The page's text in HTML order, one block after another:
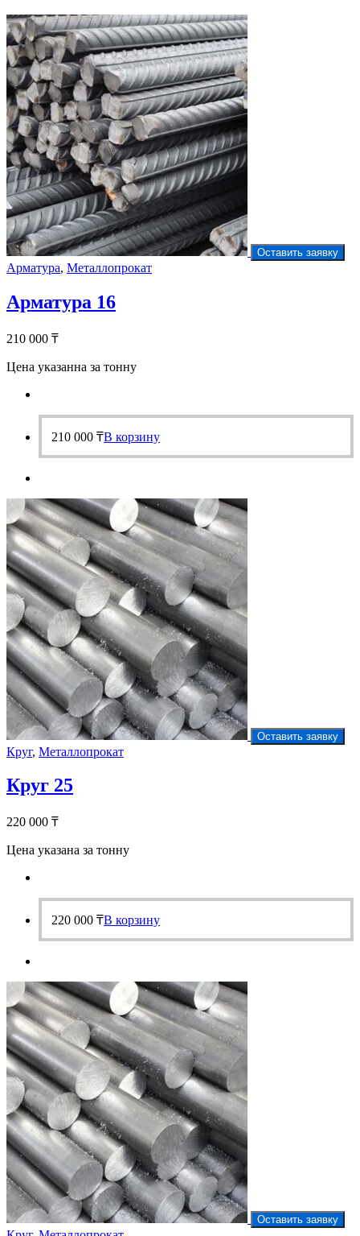
Оставить заявку
Арматура, Металлопрокат
Арматура 16
210 000 ₸
Цена указанна за тонну
210 000 ₸В корзину
Оставить заявку
Круг, Металлопрокат
Круг 25
220 000 ₸
Цена указана за тонну
220 000 ₸В корзину
Оставить заявку